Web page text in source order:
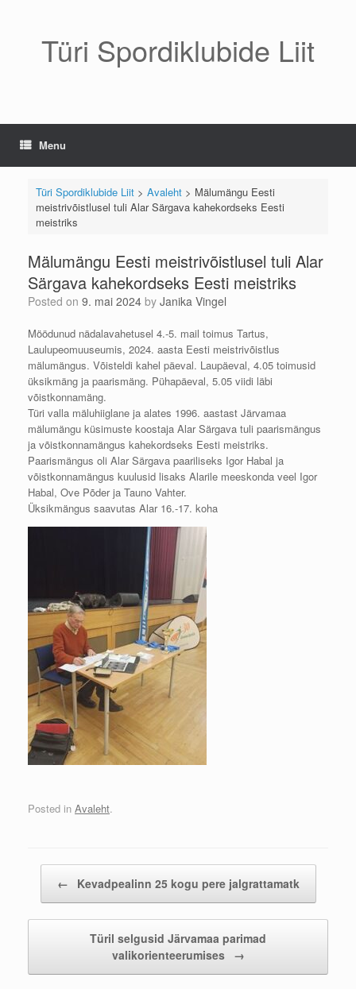
Türi Spordiklubide Liit
Menu
Türi Spordiklubide Liit> Avaleht> Mälumängu Eesti
meistrivõistlusel tuli Alar Särgava kahekordseks Eesti
meistriks
Mälumängu Eesti meistrivõistlusel tuli Alar
Särgava kahekordseks Eesti meistriks
Posted on 9. mai 2024 by Janika Vingel
Möödunud nädalavahetusel 4.-5. mail toimus Tartus,
Laulupeomuuseumis, 2024. aasta Eesti meistrivõistlus
mälumängus. Võisteldi kahel päeval. Laupäeval, 4.05 toimusid
üksikmäng ja paarismäng. Pühapäeval, 5.05 viidi läbi
võistkonnamäng.
Türi valla mäluhiiglane ja alates 1996. aastast Järvamaa
mälumängu küsimuste koostaja Alar Särgava tuli paarismängus
ja võistkonnamängus kahekordseks Eesti meistriks.
Paarismängus oli Alar Särgava paariliseks Igor Habal ja
võistkonnamängus kuulusid lisaks Alarile meeskonda veel Igor
Habal, Ove Põder ja Tauno Vahter.
Üksikmängus saavutas Alar 16.-17. koha
Posted in Avaleht.
← Kevadpealinn 25 kogu pere jalgrattamatk
Türil selgusid Järvamaa parimad
valikorienteerumises →